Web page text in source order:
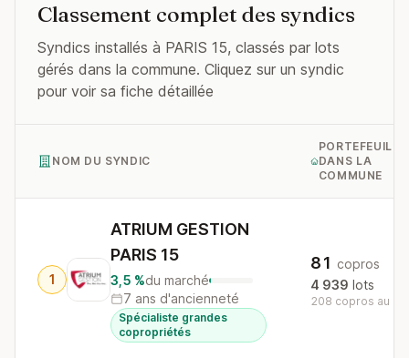
Classement complet des syndics
Syndics installés à PARIS 15, classés par lots
gérés dans la commune. Cliquez sur un syndic
pour voir sa fiche détaillée
NOM DU SYNDIC
PORTEFEUILLE
DANS LA
COMMUNE
1
ATRIUM GESTION
PARIS 15
3,5 %du marché
7 ans d'ancienneté
Spécialiste grandes
copropriétés
81 copros
4 939 lots
208 copros au